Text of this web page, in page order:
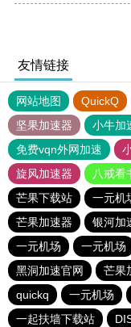
友情链接
网站地图 QuickQ
坚果加速器
小牛加
免费vqn外网加速
旋风加速器
八戒看
芒果下载站
一元机
芒果加速器
银河加
一元机场
一元机场
黑洞加速官网
芒果
quickq
一元机场
一起扶墙下载站